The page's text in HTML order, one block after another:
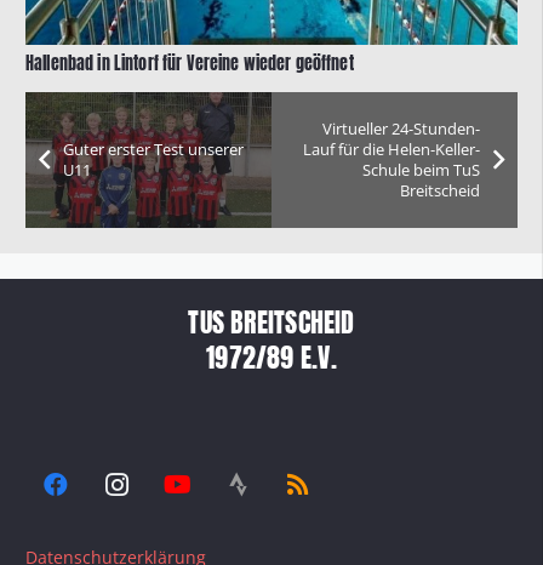
Hallenbad in Lintorf für Vereine wieder geöffnet
Guter erster Test unserer
U11
Virtueller 24-Stunden-
Lauf für die Helen-Keller-
Schule beim TuS
Breitscheid
TUS BREITSCHEID
1972/89 E.V.
Datenschutzerklärung